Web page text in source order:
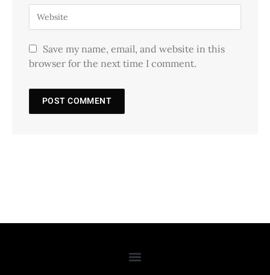
Save my name, email, and website in this
browser for the next time I comment.